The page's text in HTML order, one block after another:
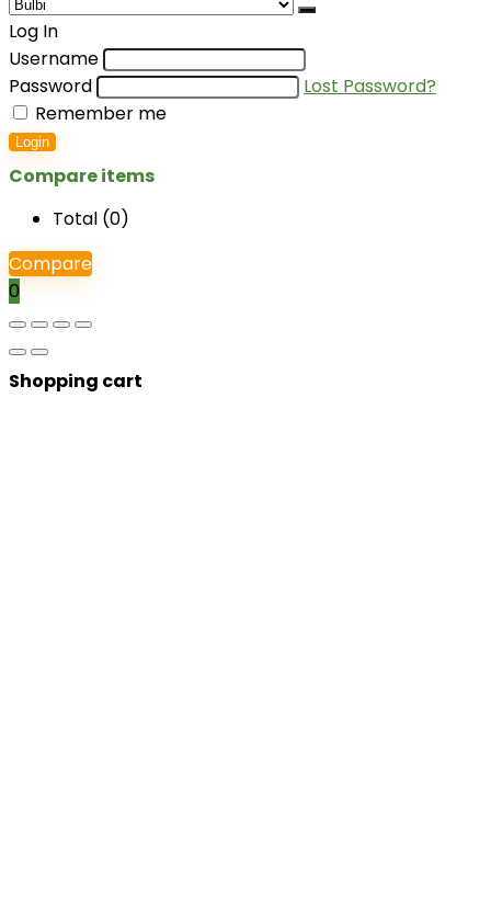
Log In
Username
Password
Lost Password?
Remember me
Login
Compare items
Total (0)
Compare
0
Shopping cart